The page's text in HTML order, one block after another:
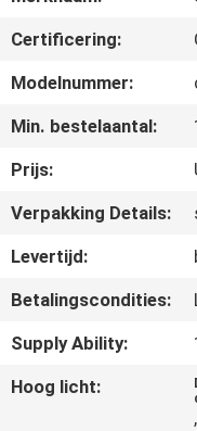
ONS
NEEM
MET
ONS
OP
Certificering:
Modelnummer:
Min. bestelaantal:
Prijs:
Verpakking Details:
Levertijd:
Betalingscondities:
Supply Ability:
Hoog licht:
,